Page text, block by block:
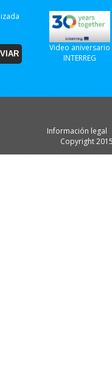
Video aniversario
INTERREG
Información legal
Copyright